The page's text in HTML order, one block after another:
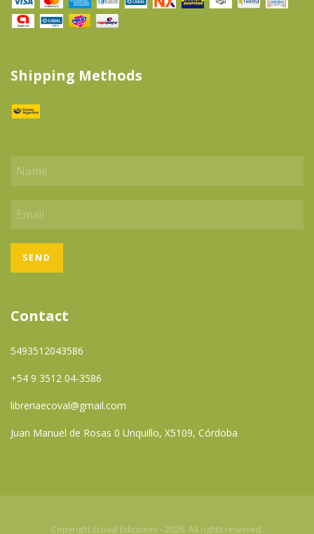
Shipping Methods
Contact
5493512043586
+54 9 3512 04-3586
libreriaecoval@gmail.com
Juan Manuel de Rosas 0 Unquillo, X5109, Córdoba
Copyright Ecoval Ediciones - 2026. All rights reserved.